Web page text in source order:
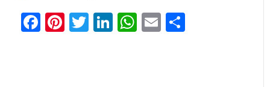
Facebook
Pinterest
Twitter
LinkedIn
WhatsApp
Email